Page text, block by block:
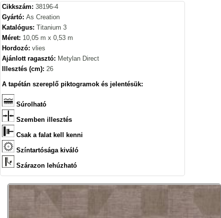
Cikkszám: 38196-4
Gyártó: As Creation
Katalógus: Titanium 3
Méret: 10,05 m x 0,53 m
Hordozó: vlies
Ajánlott ragasztó: Metylan Direct
Illesztés (cm): 26
A tapétán szereplő piktogramok és jelentésük:
Súrolható
Szemben illesztés
Csak a falat kell kenni
Színtartósága kiváló
Szárazon lehúzható